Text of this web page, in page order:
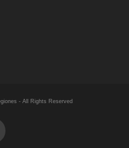
- All Rights Reserved